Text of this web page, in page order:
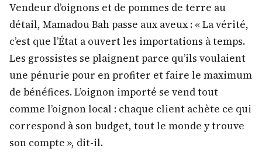
Vendeur d’oignons et de pommes de terre au
détail, Mamadou Bah passe aux aveux : « La vérité,
c’est que l’État a ouvert les importations à temps.
Les grossistes se plaignent parce qu’ils voulaient
une pénurie pour en profiter et faire le maximum
de bénéfices. L’oignon importé se vend tout
comme l’oignon local : chaque client achète ce qui
correspond à son budget, tout le monde y trouve
son compte », dit-il.